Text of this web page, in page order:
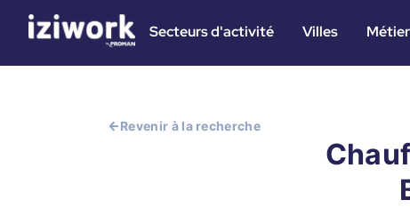
Secteurs d'activité Villes
Revenir à la recherche